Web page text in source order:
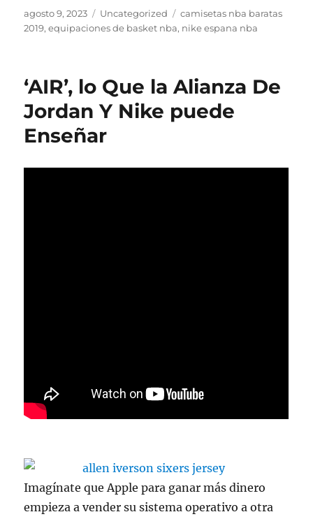
Publicado
el
agosto 9, 2023 Categorías
Uncategorized Etiquetas
camisetas nba baratas
2019,equipaciones de basket nba, nike espana nba
‘AIR’, lo Que la Alianza De
Jordan Y Nike puede
Enseñar
Imagínate que Apple para ganar más dinero
empieza a vender su sistema operativo a otra